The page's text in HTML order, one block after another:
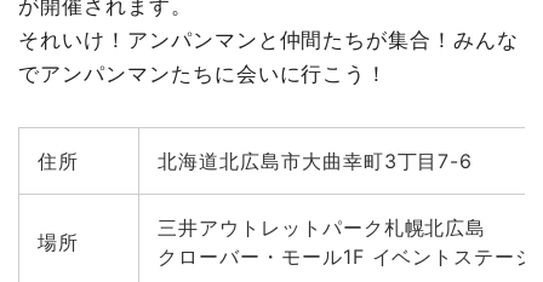
が開催されます。
それいけ！アンパンマンと仲間たちが集合！みんな
でアンパンマンたちに会いに行こう！
住所 北海道北広島市大曲幸町3丁目7-6
場所
三井アウトレットパーク札幌北広島
クローバー・モール1F イベントステー